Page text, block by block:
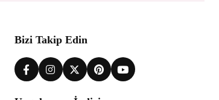
Bizi Takip Edin